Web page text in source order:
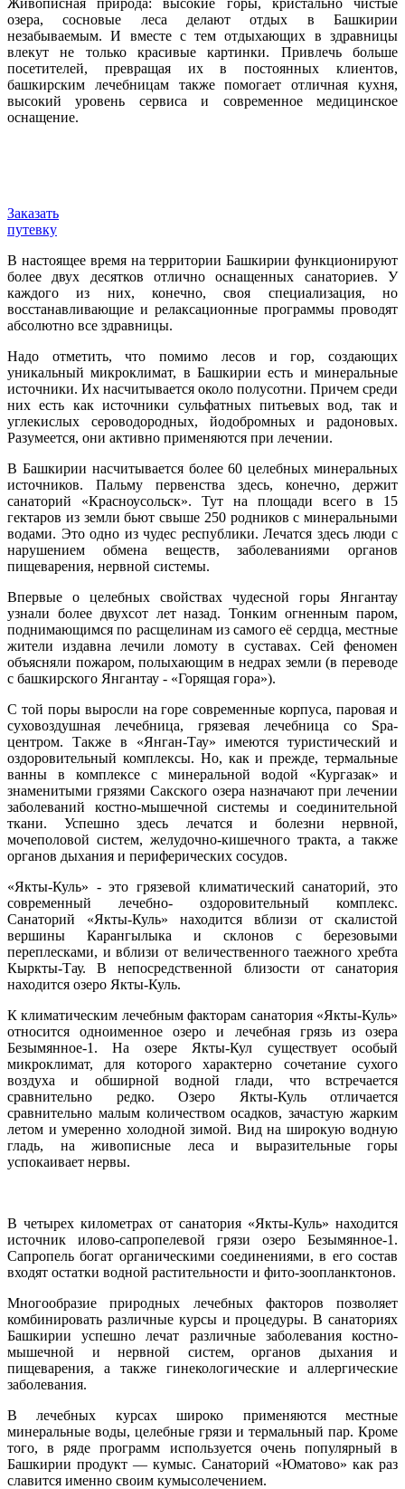
озера, сосновые леса делают отдых в Башкирии
незабываемым. И вместе с тем отдыхающих в здравницы
влекут не только красивые картинки. Привлечь больше
посетителей, превращая их в постоянных клиентов,
башкирским лечебницам также помогает отличная кухня,
высокий уровень сервиса и современное медицинское
оснащение.
Заказать
путевку
В настоящее время на территории Башкирии функционируют
более двух десятков отлично оснащенных санаториев. У
каждого из них, конечно, своя специализация, но
восстанавливающие и релаксационные программы проводят
абсолютно все здравницы.
Надо отметить, что помимо лесов и гор, создающих
уникальный микроклимат, в Башкирии есть и минеральные
источники. Их насчитывается около полусотни. Причем среди
них есть как источники сульфатных питьевых вод, так и
углекислых сероводородных, йодобромных и радоновых.
Разумеется, они активно применяются при лечении.
В Башкирии насчитывается более 60 целебных минеральных
источников. Пальму первенства здесь, конечно, держит
санаторий «Красноусольск». Тут на площади всего в 15
гектаров из земли бьют свыше 250 родников с минеральными
водами. Это одно из чудес республики. Лечатся здесь люди с
нарушением обмена веществ, заболеваниями органов
пищеварения, нервной системы.
Впервые о целебных свойствах чудесной горы Янгантау
узнали более двухсот лет назад. Тонким огненным паром,
поднимающимся по расщелинам из самого её сердца, местные
жители издавна лечили ломоту в суставах. Сей феномен
объясняли пожаром, полыхающим в недрах земли (в переводе
с башкирского Янгантау - «Горящая гора»).
С той поры выросли на горе современные корпуса, паровая и
суховоздушная лечебница, грязевая лечебница со Spa-
центром. Также в «Янган-Тау» имеются туристический и
оздоровительный комплексы. Но, как и прежде, термальные
ванны в комплексе с минеральной водой «Кургазак» и
знаменитыми грязями Сакского озера назначают при лечении
заболеваний костно-мышечной системы и соединительной
ткани. Успешно здесь лечатся и болезни нервной,
мочеполовой систем, желудочно-кишечного тракта, а также
органов дыхания и периферических сосудов.
«Якты-Куль» - это грязевой климатический санаторий, это
современный лечебно- оздоровительный комплекс.
Санаторий «Якты-Куль» находится вблизи от скалистой
вершины Карангылыка и склонов с березовыми
переплесками, и вблизи от величественного таежного хребта
Кыркты-Тау. В непосредственной близости от санатория
находится озеро Якты-Куль.
К климатическим лечебным факторам санатория «Якты-Куль»
относится одноименное озеро и лечебная грязь из озера
Безымянное-1. На озере Якты-Кул существует особый
микроклимат, для которого характерно сочетание сухого
воздуха и обширной водной глади, что встречается
сравнительно редко. Озеро Якты-Куль отличается
сравнительно малым количеством осадков, зачастую жарким
летом и умеренно холодной зимой. Вид на широкую водную
гладь, на живописные леса и выразительные горы
успокаивает нервы.
В четырех километрах от санатория «Якты-Куль» находится
источник илово-сапропелевой грязи озеро Безымянное-1.
Сапропель богат органическими соединениями, в его состав
входят остатки водной растительности и фито-зоопланктонов.
Многообразие природных лечебных факторов позволяет
комбинировать различные курсы и процедуры. В санаториях
Башкирии успешно лечат различные заболевания костно-
мышечной и нервной систем, органов дыхания и
пищеварения, а также гинекологические и аллергические
заболевания.
В лечебных курсах широко применяются местные
минеральные воды, целебные грязи и термальный пар. Кроме
того, в ряде программ используется очень популярный в
Башкирии продукт — кумыс. Санаторий «Юматово» как раз
славится именно своим кумысолечением.